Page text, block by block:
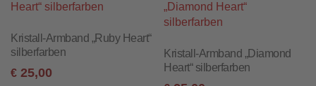
Kristall-Armband „Ruby Heart“
silberfarben
€ 25,00
Kristall-Armband „Diamond
Heart“ silberfarben